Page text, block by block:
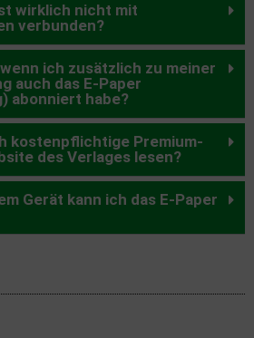
wirklich nicht mit
verbunden?
ich zusätzlich zu meiner
auch das E-Paper
abonniert habe?
kostenpflichtige Premium-
des Verlages lesen?
Gerät kann ich das E-Paper